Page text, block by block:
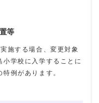
等
施する場合、変更対象
学校に入学することに
例があります。